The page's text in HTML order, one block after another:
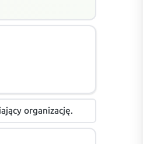
organizację.